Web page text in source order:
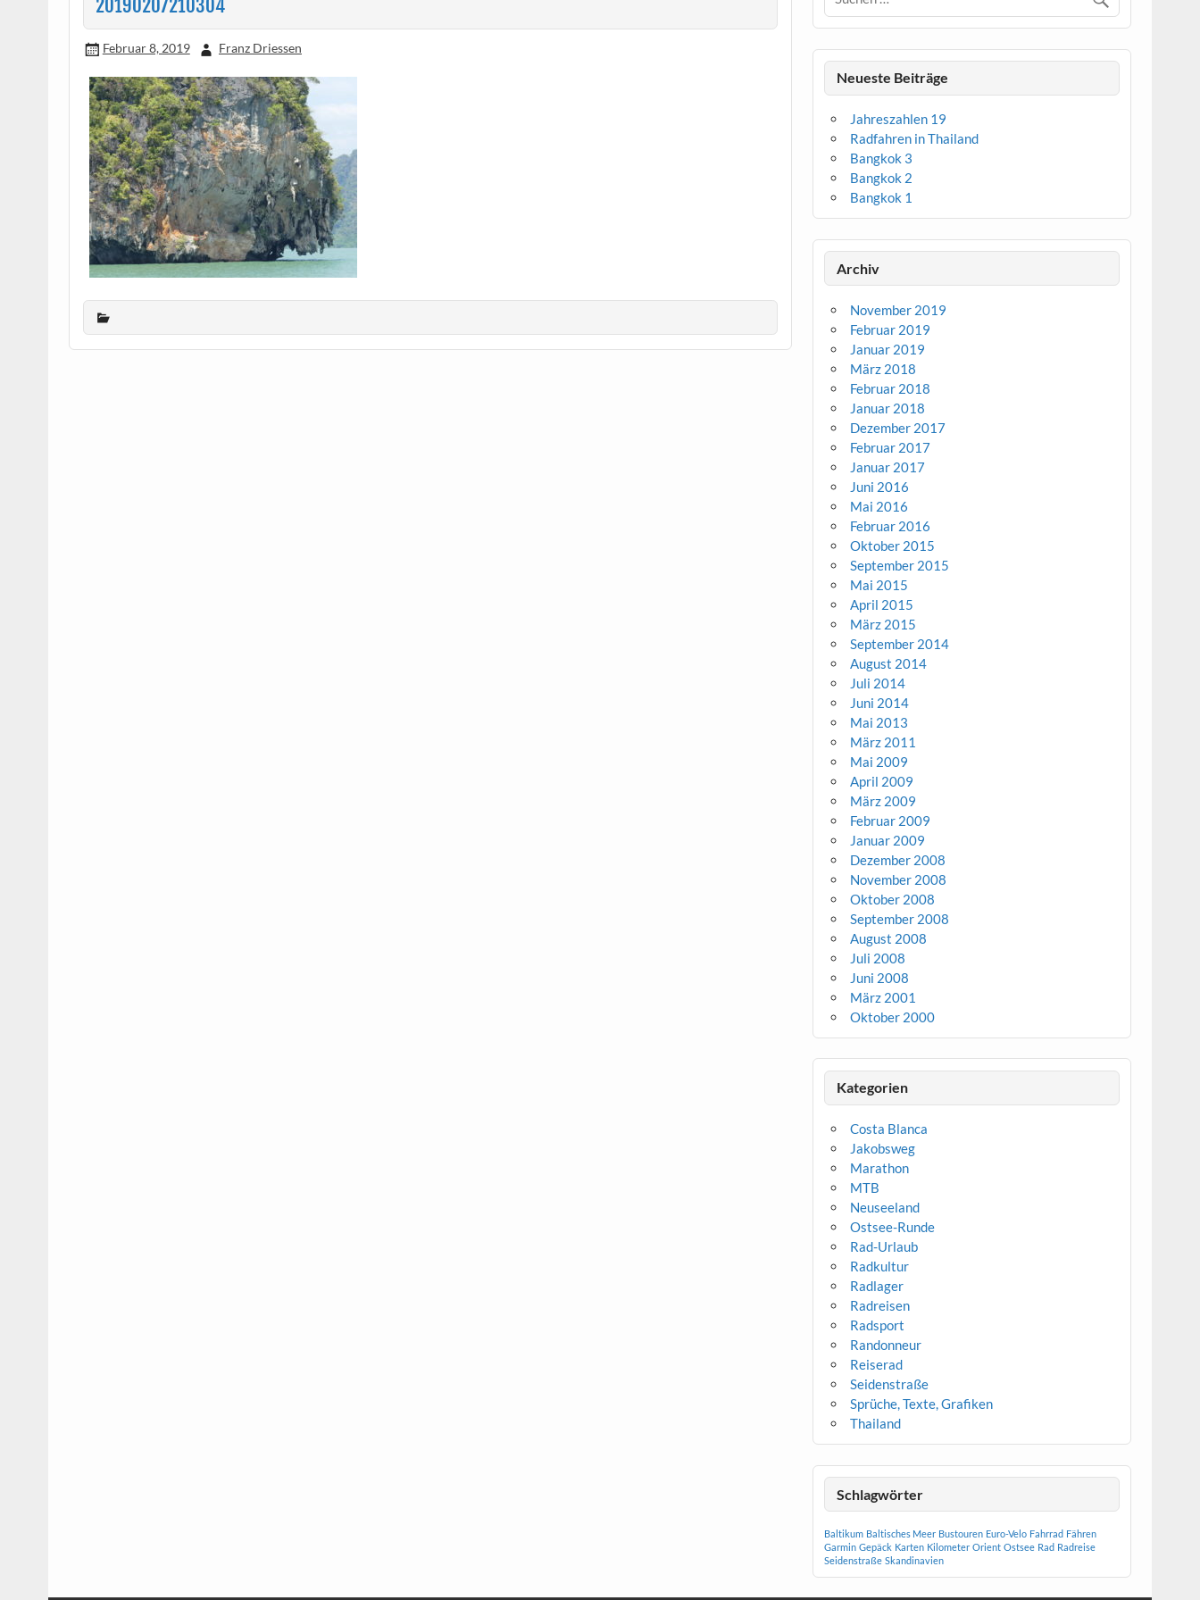
20190207210304
Februar 8, 2019 Franz Driessen
Neueste Beiträge
Jahreszahlen 19
Radfahren in Thailand
Bangkok 3
Bangkok 2
Bangkok 1
Archiv
November 2019
Februar 2019
Januar 2019
März 2018
Februar 2018
Januar 2018
Dezember 2017
Februar 2017
Januar 2017
Juni 2016
Mai 2016
Februar 2016
Oktober 2015
September 2015
Mai 2015
April 2015
März 2015
September 2014
August 2014
Juli 2014
Juni 2014
Mai 2013
März 2011
Mai 2009
April 2009
März 2009
Februar 2009
Januar 2009
Dezember 2008
November 2008
Oktober 2008
September 2008
August 2008
Juli 2008
Juni 2008
März 2001
Oktober 2000
Kategorien
Costa Blanca
Jakobsweg
Marathon
MTB
Neuseeland
Ostsee-Runde
Rad-Urlaub
Radkultur
Radlager
Radreisen
Radsport
Randonneur
Reiserad
Seidenstraße
Sprüche, Texte, Grafiken
Thailand
Schlagwörter
Baltikum Baltisches Meer Bustouren Euro-Velo Fahrrad Fähren
Garmin Gepäck Karten Kilometer Orient Ostsee Rad Radreise
Seidenstraße Skandinavien